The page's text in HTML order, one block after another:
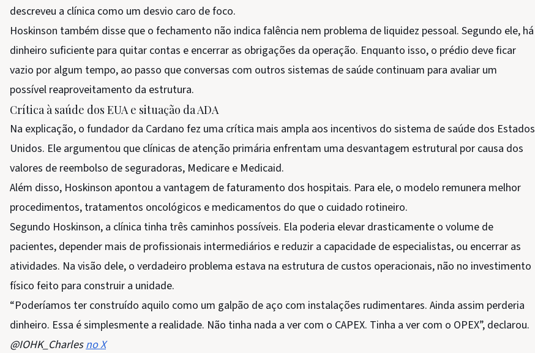
descreveu a clínica como um desvio caro de foco.
Hoskinson também disse que o fechamento não indica falência nem problema de liquidez pessoal. Segundo ele, há
dinheiro suficiente para quitar contas e encerrar as obrigações da operação. Enquanto isso, o prédio deve ficar
vazio por algum tempo, ao passo que conversas com outros sistemas de saúde continuam para avaliar um
possível reaproveitamento da estrutura.
Crítica à saúde dos EUA e situação da ADA
Na explicação, o fundador da Cardano fez uma crítica mais ampla aos incentivos do sistema de saúde dos Estados
Unidos. Ele argumentou que clínicas de atenção primária enfrentam uma desvantagem estrutural por causa dos
valores de reembolso de seguradoras, Medicare e Medicaid.
Além disso, Hoskinson apontou a vantagem de faturamento dos hospitais. Para ele, o modelo remunera melhor
procedimentos, tratamentos oncológicos e medicamentos do que o cuidado rotineiro.
Segundo Hoskinson, a clínica tinha três caminhos possíveis. Ela poderia elevar drasticamente o volume de
pacientes, depender mais de profissionais intermediários e reduzir a capacidade de especialistas, ou encerrar as
atividades. Na visão dele, o verdadeiro problema estava na estrutura de custos operacionais, não no investimento
físico feito para construir a unidade.
“Poderíamos ter construído aquilo como um galpão de aço com instalações rudimentares. Ainda assim perderia
dinheiro. Essa é simplesmente a realidade. Não tinha nada a ver com o CAPEX. Tinha a ver com o OPEX”, declarou.
@IOHK_Charlesno X